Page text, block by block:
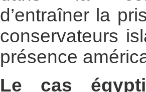
d’entraîner la
conservateurs
présence
Le cas